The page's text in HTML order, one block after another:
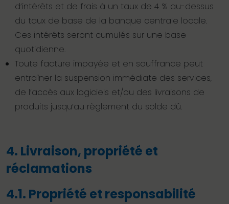
d’intérêts et de frais à un taux de 4 % au-dessus
du taux de base de la banque centrale locale.
Ces intérêts seront cumulés sur une base
quotidienne.
Toute facture impayée et en souffrance peut
entraîner la suspension immédiate des services,
de l’accès aux logiciels et/ou des livraisons de
produits jusqu’au règlement du solde dû.
4. Livraison, propriété et
réclamations
4.1. Propriété et responsabilité